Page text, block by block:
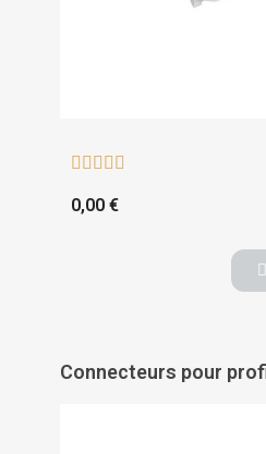
    
0,00 €